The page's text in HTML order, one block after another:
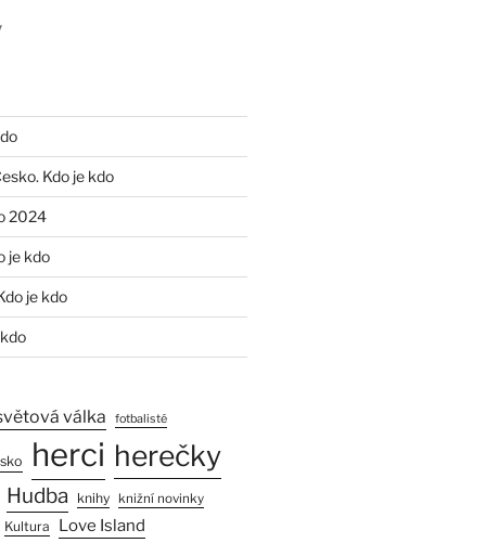
Kdo je kdo
2024
je kdo
je kdo
válka fotbalisté
herci herečky
Hudba knihy knižní novinky
Kultura Love Island